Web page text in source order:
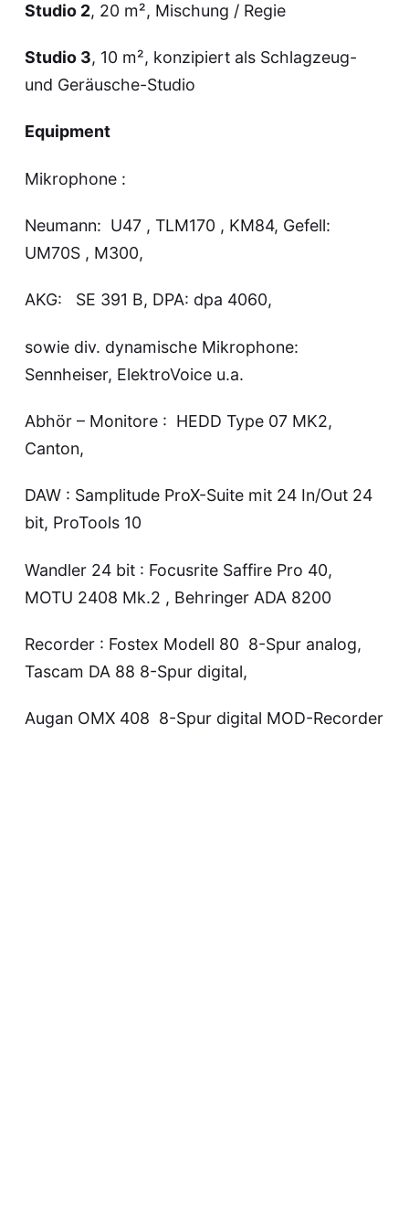
Studio 2, 20 m², Mischung / Regie
Studio 3, 10 m², konzipiert als Schlagzeug-
und Geräusche-Studio
Equipment
Mikrophone :
Neumann: U47 , TLM170 , KM84, Gefell:
UM70S , M300,
AKG: SE 391 B, DPA: dpa 4060,
sowie div. dynamische Mikrophone:
Sennheiser, ElektroVoice u.a.
Abhör – Monitore : HEDD Type 07 MK2,
Canton,
DAW : Samplitude ProX-Suite mit 24 In/Out 24
bit, ProTools 10
Wandler 24 bit : Focusrite Saffire Pro 40,
MOTU 2408 Mk.2 , Behringer ADA 8200
Recorder : Fostex Modell 80 8-Spur analog,
Tascam DA 88 8-Spur digital,
Augan OMX 408 8-Spur digital MOD-Recorder